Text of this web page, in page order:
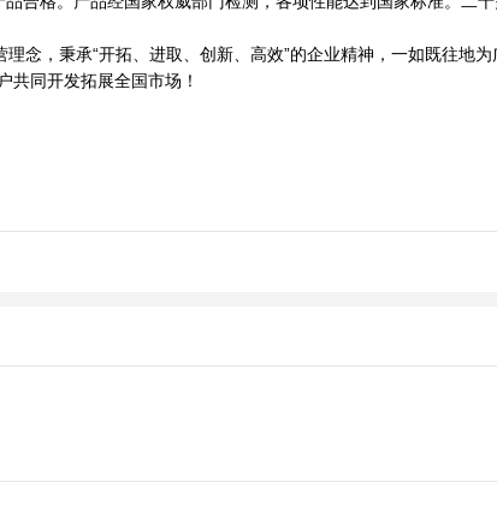
念，秉承“开拓、进取、创新、高效”的企业精神，一如既往地
共同开发拓展全国市场！